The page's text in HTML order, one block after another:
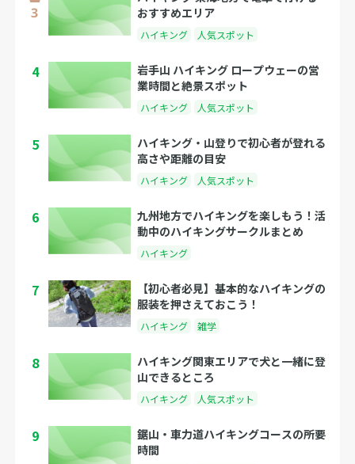
おすすめエリア
ハイキング 人気スポット
4
岩手山 ハイキング ロープウェーの営
業時間と絶景スポット
ハイキング 人気スポット
5
ハイキング・山登りで初心者が登れる
高さや距離の目安
ハイキング 人気スポット
6
九州地方でハイキングを楽しもう！活
動中のハイキングサークルまとめ
ハイキング
7
【初心者必見】基本的なハイキングの
服装を押さえておこう！
ハイキング 雑学
8
ハイキング関東エリアで犬と一緒に登
山できるところ
ハイキング 人気スポット
9
鋸山・車力道ハイキングコースの所要
時間